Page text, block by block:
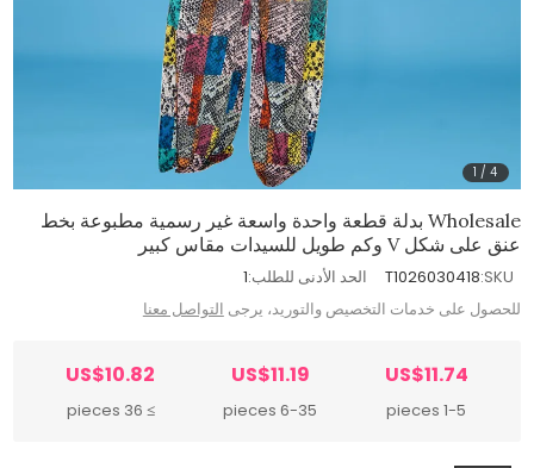
1 /4
Wholesale بدلة قطعة واحدة واسعة غير رسمية مطبوعة بخط
عنق على شكل V وكم طويل للسيدات مقاس كبير
SKU:
T1026030418 الحد الأدنى للطلب:1
للحصول على خدمات التخصيص والتوريد، يرجى التواصل معنا
US$11.74
1-5 pieces
US$11.19
6-35 pieces
US$10.82
≥ 36 pieces